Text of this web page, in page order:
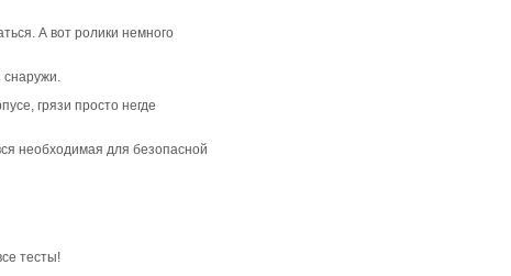
А вот ролики немного
снаружи.
грязи просто негде
необходимая для безопасной
тесты!